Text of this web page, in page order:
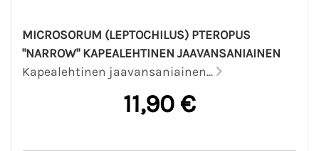
MICROSORUM (LEPTOCHILUS) PTEROPUS
"NARROW" KAPEALEHTINEN JAAVANSANIAINEN
Kapealehtinen jaavansaniainen...
11,90 €